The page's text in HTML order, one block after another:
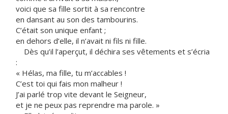
voici que sa fille sortit à sa rencontre
en dansant au son des tambourins.
C’était son unique enfant ;
en dehors d’elle, il n’avait ni fils ni fille.
Dès qu’il l’aperçut, il déchira ses vêtements et s’écria
:
« Hélas, ma fille, tu m’accables !
C’est toi qui fais mon malheur !
J’ai parlé trop vite devant le Seigneur,
et je ne peux pas reprendre ma parole. »